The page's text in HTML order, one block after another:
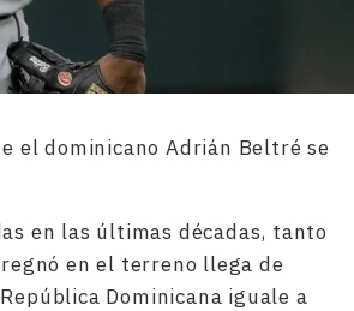
el dominicano Adrián Beltré se
en las últimas décadas, tanto
en el terreno llega de
Dominicana iguale a